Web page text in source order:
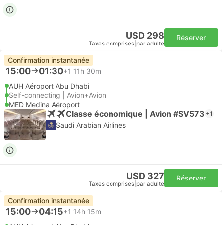
USD 298
Taxes comprises par adulte
Réserver
Confirmation instantanée
15:00 01:30+1 11h 30m
AUH Aéroport Abu Dhabi
Self-connecting | Avion+Avion
MED Medina Aéroport
Classe économique | Avion #SV573 +1
Saudi Arabian Airlines
USD 327
Taxes comprises par adulte
Réserver
Confirmation instantanée
15:00 04:15+1 14h 15m